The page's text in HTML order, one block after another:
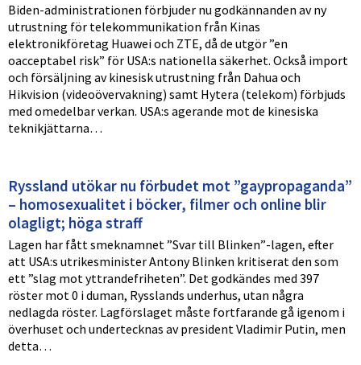
Biden-administrationen förbjuder nu godkännanden av ny
utrustning för telekommunikation från Kinas
elektronikföretag Huawei och ZTE, då de utgör ”en
oacceptabel risk” för USA:s nationella säkerhet. Också import
och försäljning av kinesisk utrustning från Dahua och
Hikvision (videoövervakning) samt Hytera (telekom) förbjuds
med omedelbar verkan. USA:s agerande mot de kinesiska
teknikjättarna…
Ryssland utökar nu förbudet mot ”gaypropaganda”
– homosexualitet i böcker, filmer och online blir
olagligt; höga straff
Lagen har fått smeknamnet ”Svar till Blinken”-lagen, efter
att USA:s utrikesminister Antony Blinken kritiserat den som
ett ”slag mot yttrandefriheten”. Det godkändes med 397
röster mot 0 i duman, Rysslands underhus, utan några
nedlagda röster. Lagförslaget måste fortfarande gå igenom i
överhuset och undertecknas av president Vladimir Putin, men
detta…